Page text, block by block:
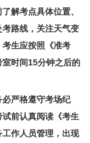
解考点具体位置、
路线，关注天气变
生应按照《准考
时间15分钟之后的
严格遵守考场纪
前认真阅读《考生
作人员管理，出现